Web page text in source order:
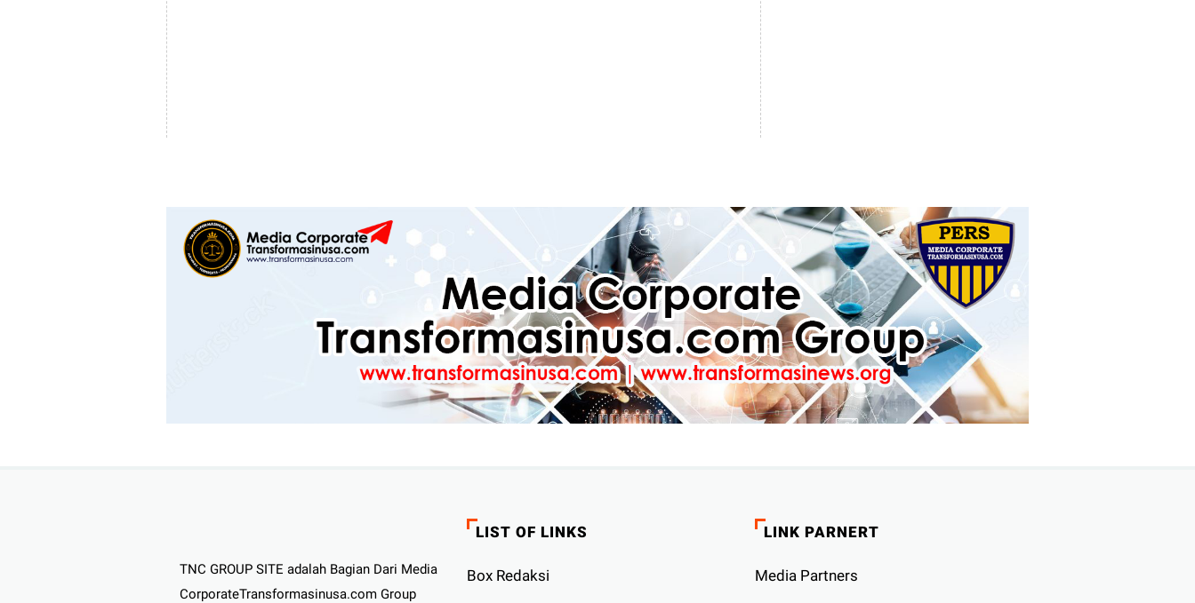
TNC GROUP SITE adalah Bagian Dari Media
CorporateTransformasinusa.com Group
LIST OF LINKS
Box Redaksi
LINK PARNERT
Media Partners